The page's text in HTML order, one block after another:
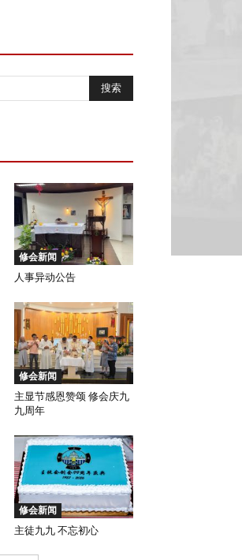
修会新闻
人事异动公告
修会新闻
主显节感恩赞颂 修会庆九
九周年
修会新闻
主徒九九 不忘初心